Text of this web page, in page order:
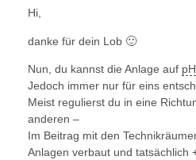
Hi,
danke für dein Lob 🙂
Nun, du kannst die Anlage auf pH
Jedoch immer nur für eins
Meist regulierst du in eine
anderen –
Im Beitrag mit den
Anlagen verbaut und tatsächlich